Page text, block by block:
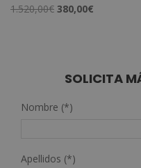
1.520,00€ El
1.520,00€.
380,00€
380,00€.
SOLICITA
Nombre (*)
Apellidos (*)